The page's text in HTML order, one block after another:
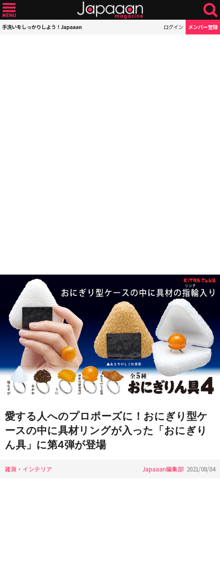
手洗いをしっかりしよう！Japaaan ログイン メンバー登録
愛する人へのプロポーズに！おにぎり型ケ
ースの中に具材リングが入った「おにぎり
ん具」に第4弾が登場
雑貨・インテリア Japaaan編集部 2021/08/04